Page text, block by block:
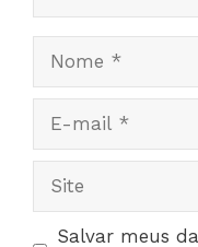
Site
Salvar meus